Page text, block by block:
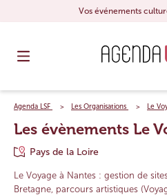
Vos événements
Agenda LSF Les Organisations Le
Les évènements Le
Pays de la Loire
Le Voyage à Nantes : gestion de
Bretagne, parcours artistiques